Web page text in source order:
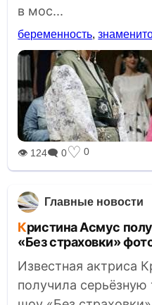
в мос...
беременность,
👁 124🗨 0♡ 0
Главные новости
Кристина Асмус получила травму на шоу
«Без страховки»
Известная актриса
получила